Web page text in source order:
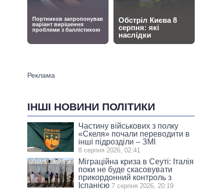
ІНШІ НОВИНИ ПОЛІТИКИ
Частину військових з полку
«Скеля» почали переводити в
інші підрозділи – ЗМІ
8 серпня 2026, 02:41
Міграційна криза в Сеуті: Італія
поки не буде скасовувати
прикордонний контроль з
Іспанією 7 серпня 2026, 20:19